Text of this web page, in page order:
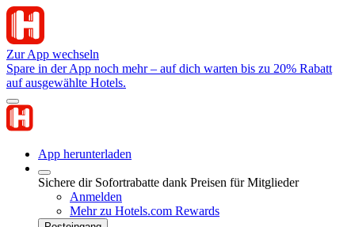
Zur App wechseln
Spare in der App noch mehr – auf dich warten bis zu 20% Rabatt
auf ausgewählte Hotels.
App herunterladen
Sichere dir Sofortrabatte dank Preisen für Mitglieder
Anmelden
Mehr zu Hotels.com Rewards